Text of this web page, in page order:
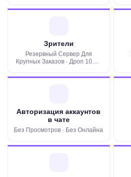
Зрители
Резервный Сервер Для
Крупных Заказов · Дроп 10% ·
Авторизации
Авторизация аккаунтов
в чате
Без Просмотров · Без Онлайна